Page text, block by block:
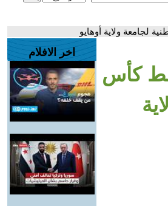
لجامعة ولاية أوهايو
كأس
اخر الافلام